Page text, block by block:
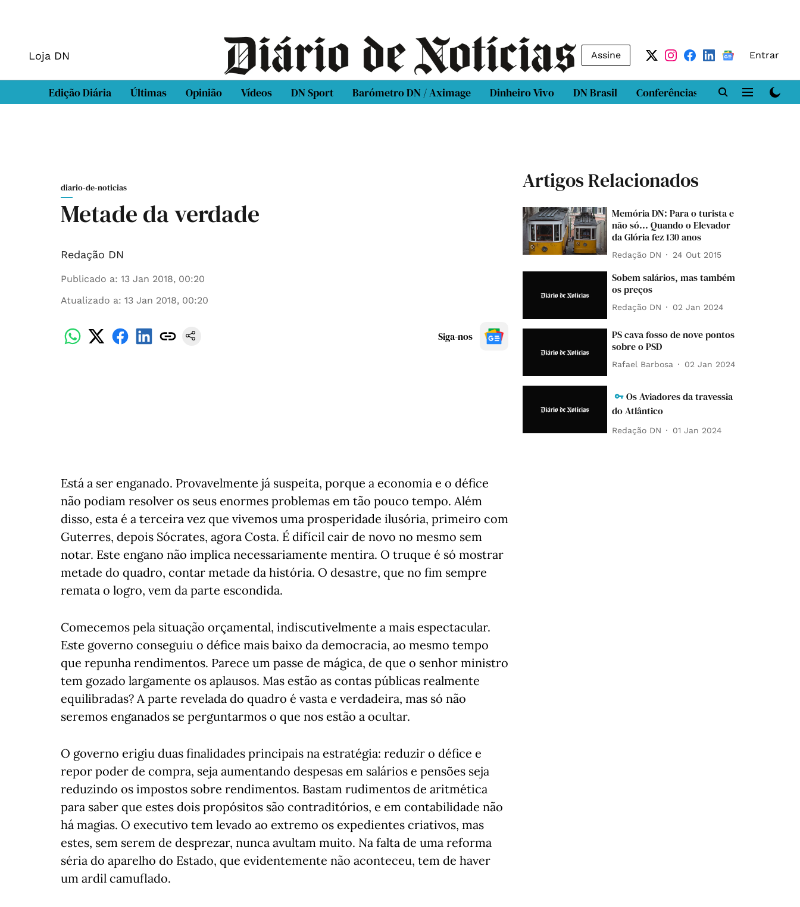
Loja DN Assine Entrar
Edição Diária Últimas Opinião Vídeos DN Sport Barómetro DN / Aximage Dinheiro Vivo DN Brasil Conferências DN LAB
diario-de-noticias
Metade da verdade
Redação DN
Publicado a: 13 Jan 2018, 00:20
Atualizado a: 13 Jan 2018, 00:20
Siga-nos
Está a ser enganado. Provavelmente já suspeita, porque a economia e o défice
não podiam resolver os seus enormes problemas em tão pouco tempo. Além
disso, esta é a terceira vez que vivemos uma prosperidade ilusória, primeiro com
Guterres, depois Sócrates, agora Costa. É difícil cair de novo no mesmo sem
notar. Este engano não implica necessariamente mentira. O truque é só mostrar
metade do quadro, contar metade da história. O desastre, que no fim sempre
remata o logro, vem da parte escondida.
Comecemos pela situação orçamental, indiscutivelmente a mais espectacular.
Este governo conseguiu o défice mais baixo da democracia, ao mesmo tempo
que repunha rendimentos. Parece um passe de mágica, de que o senhor ministro
tem gozado largamente os aplausos. Mas estão as contas públicas realmente
equilibradas? A parte revelada do quadro é vasta e verdadeira, mas só não
seremos enganados se perguntarmos o que nos estão a ocultar.
O governo erigiu duas finalidades principais na estratégia: reduzir o défice e
repor poder de compra, seja aumentando despesas em salários e pensões seja
reduzindo os impostos sobre rendimentos. Bastam rudimentos de aritmética
para saber que estes dois propósitos são contraditórios, e em contabilidade não
há magias. O executivo tem levado ao extremo os expedientes criativos, mas
estes, sem serem de desprezar, nunca avultam muito. Na falta de uma reforma
séria do aparelho do Estado, que evidentemente não aconteceu, tem de haver
um ardil camuflado.
Artigos Relacionados
Memória DN: Para o turista e
não só... Quando o Elevador
da Glória fez 130 anos
Redação DN 24 Out 2015
Sobem salários, mas também
os preços
Redação DN 02 Jan 2024
PS cava fosso de nove pontos
sobre o PSD
Rafael Barbosa 02 Jan 2024
Os Aviadores da travessia
do Atlântico
Redação DN 01 Jan 2024